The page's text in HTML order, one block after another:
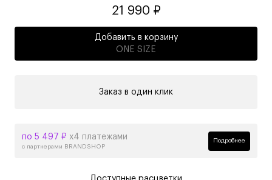
21 990 ₽
Добавить в корзину
ONE SIZE
Заказ в один клик
по 5 497 ₽ х4 платежами
с партнерами BRANDSHOP
Подробнее